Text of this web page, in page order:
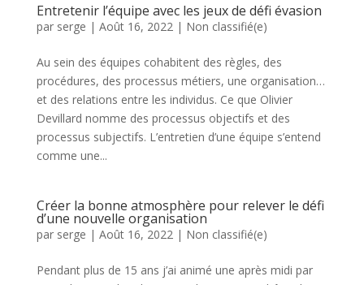
Entretenir l’équipe avec les jeux de défi évasion
par serge | Août 16, 2022 | Non classifié(e)
Au sein des équipes cohabitent des règles, des
procédures, des processus métiers, une organisation…
et des relations entre les individus. Ce que Olivier
Devillard nomme des processus objectifs et des
processus subjectifs. L’entretien d’une équipe s’entend
comme une...
Créer la bonne atmosphère pour relever le défi
d’une nouvelle organisation
par serge | Août 16, 2022 | Non classifié(e)
Pendant plus de 15 ans j’ai animé une après midi par